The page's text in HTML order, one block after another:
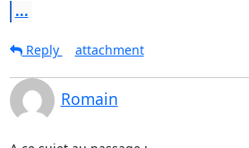
...
Reply
attachment
Romain